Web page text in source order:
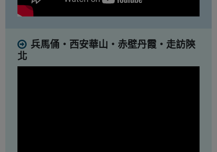
兵馬俑・西安華山・赤壁丹霞・走訪陝
北